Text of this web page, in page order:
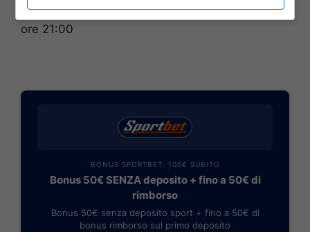
•1 + GOLinBelgio-Iran,Mondiali, domenica
ore 21:00
BONUS SPORTBET: 100€ SUBITO
Bonus 50€ SENZA deposito + fino a 50€ di
rimborso
Bonus 50€ senza deposito sport + fino a 50€ di
bonus rimborso sul primo deposito